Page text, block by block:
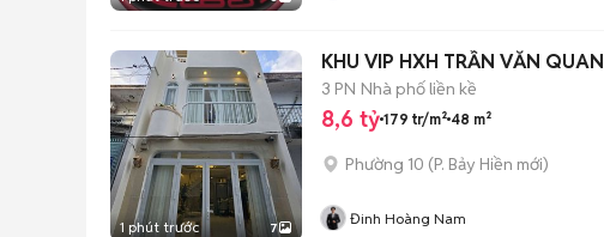
1 phút trước 7
KHU VIP HXH TRẦN VĂN
3 PN Nhà phố liền kề
8,6 tỷ 179 tr/m² 48 m²
Phường 10 (P. Bảy Hiền mới)
Đinh Hoàng Nam